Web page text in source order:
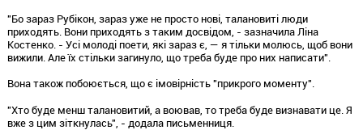
"Бо зараз Рубікон, зараз уже не просто нові, талановиті люди
приходять. Вони приходять з таким досвідом, - зазначила Ліна
Костенко. - Усі молоді поети, які зараз є, — я тільки молюсь, щоб вони
вижили. Але їх стільки загинуло, що треба буде про них написати".
Вона також побоюється, що є імовірність "прикрого моменту".
"Хто буде менш талановитий, а воював, то треба буде визнавати це. Я
вже з цим зіткнулась", - додала письменниця.